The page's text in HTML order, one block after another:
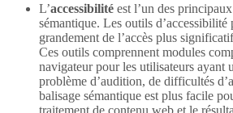
L’accessibilité est l’un des
sémantique. Les outils
grandement de l’accès plus
Ces outils comprennent modules
navigateur pour les utilisateurs ayant
problème d’audition, de difficultés
balisage sémantique est plus facile
traitement de contenu web et le